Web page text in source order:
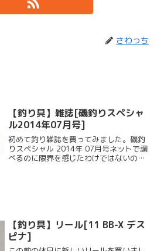
さわっち
【釣り具】雑誌[磯釣りスペシャ
ル2014年07月号]
初めて釣り雑誌を買ってみました。磯釣
りスペシャル 2014年 07月号ネットで調
べるのに限界を感じたわけではないので
【釣り具】リール[11 BB-X デス
ピナ]